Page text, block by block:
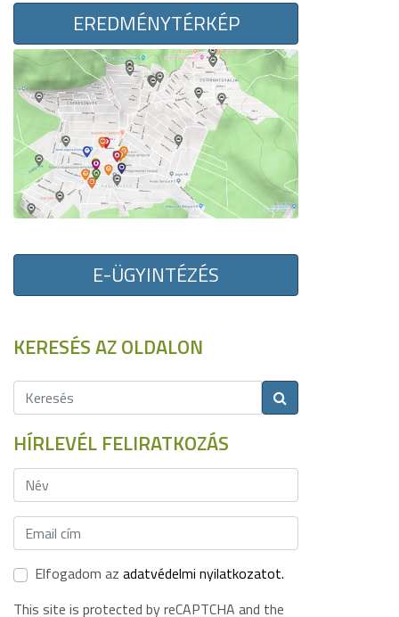
EREDMÉNYTÉRKÉP
E-ÜGYINTÉZÉS
KERESÉS AZ OLDALON
HÍRLEVÉL FELIRATKOZÁS
Elfogadom az adatvédelmi nyilatkozatot.
This site is protected by reCAPTCHA and the